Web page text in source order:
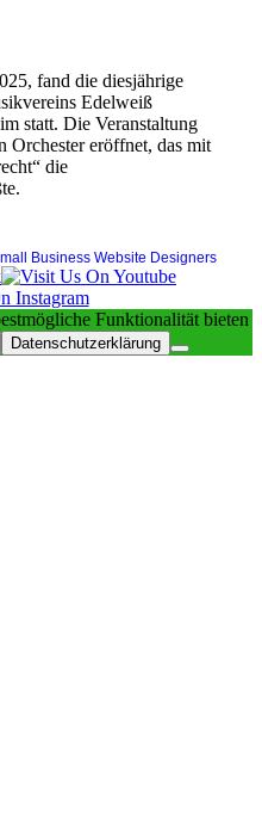
fand die diesjährige
Edelweiß
statt. Die Veranstaltung
Orchester eröffnet, das mit
die
Business Website Designers
Funktionalität bieten
Datenschutzerklärung